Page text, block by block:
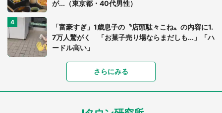
が...（東京都・40代男性）
「富豪すぎ」1歳息子の〝店頭駄々こね〟の内容に1.
7万人驚がく 「お菓子売り場ならまだしも...」「ハ
ードル高い」
あまりにも四角すぎる猫、激写される 「これもう
さらにみる